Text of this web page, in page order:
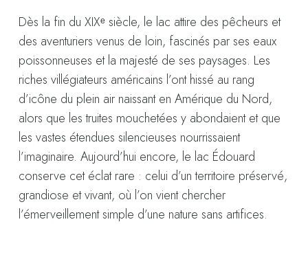
Dès la fin du XIXᵉ siècle, le lac attire des pêcheurs et
des aventuriers venus de loin, fascinés par ses eaux
poissonneuses et la majesté de ses paysages. Les
riches villégiateurs américains l’ont hissé au rang
d’icône du plein air naissant en Amérique du Nord,
alors que les truites mouchetées y abondaient et que
les vastes étendues silencieuses nourrissaient
l’imaginaire. Aujourd’hui encore, le lac Édouard
conserve cet éclat rare : celui d’un territoire préservé,
grandiose et vivant, où l’on vient chercher
l’émerveillement simple d’une nature sans artifices.